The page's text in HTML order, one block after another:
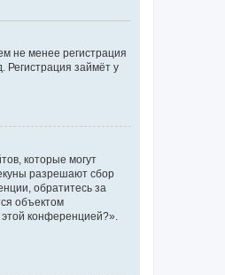
не менее регистрация
Регистрация займёт у
которые могут
разрешают сбор
обратитесь за
объектом
конференцией?».